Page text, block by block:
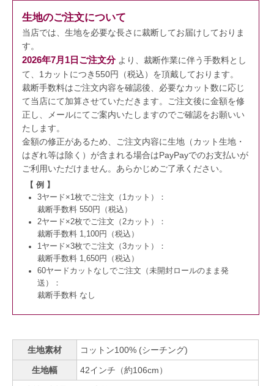
生地のご注文について
当店では、生地を必要な長さに裁断してお届けしておりま
す。
2026年7月1日ご注文分より、裁断作業に伴う手数料とし
て、1カットにつき550円（税込）を頂戴しております。
裁断手数料はご注文内容を確認後、必要なカット数に応じ
て当店にて加算させていただきます。
ご注文後に金額を修
正し、メールにてご案内いたしますのでご確認をお願いい
たします。
金額の修正があるため、ご注文内容に生地（カット生地・
はぎれ等は除く）が含まれる場合はPayPayでのお支払いが
ご利用いただけません。 あらかじめご了承ください。
【 例 】
3ヤード×1枚でご注文（1カット）：
裁断手数料 550円（税込）
2ヤード×2枚でご注文（2カット）：
裁断手数料 1,100円（税込）
1ヤード×3枚でご注文（3カット）：
裁断手数料 1,650円（税込）
60ヤードカットなしでご注文（未開封ロールのまま発
送）：
裁断手数料 なし
生地素材 コットン100% (シーチング)
生地幅 42インチ（約106cm）